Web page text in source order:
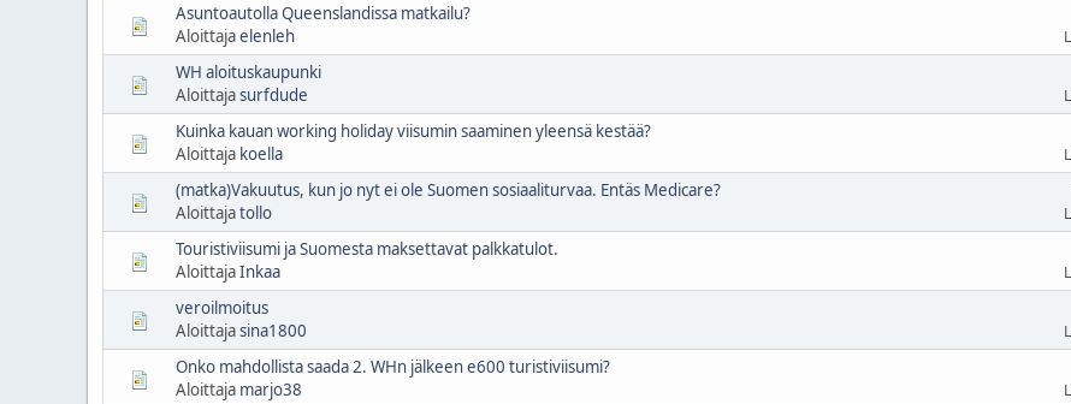
Asuntoautolla Queenslandissa matkailu?
Aloittajaelenleh
WH aloituskaupunki
Aloittajasurfdude
Kuinka kauan working holiday viisumin saaminen yleensä kestää?
Aloittaja koella
(matka)Vakuutus, kun jo nyt ei ole Suomen sosiaaliturvaa. Entäs Medicare?
Aloittajatollo
Touristiviisumi ja Suomesta maksettavat palkkatulot.
AloittajaInkaa
veroilmoitus
Aloittajasina1800
Onko mahdollista saada 2. WHn jälkeen e600 turistiviisumi?
Aloittaja marjo38